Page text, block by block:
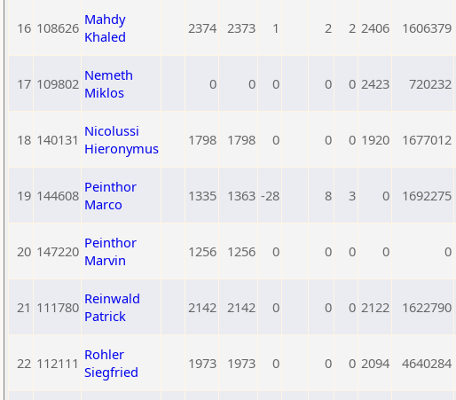
16 108626 Mahdy
Khaled
2374 2373 1 2 2 2406 1606379
17 109802 Nemeth
Miklos
0 0 0 0 0 2423 720232
18 140131 Nicolussi
Hieronymus
1798 1798 0 0 0 1920 1677012
19 144608 Peinthor
Marco
1335 1363 -28 8 3 0 1692275
20 147220 Peinthor
Marvin
1256 1256 0 0 0 0 0
21 111780 Reinwald
Patrick
2142 2142 0 0 0 2122 1622790
22 112111 Rohler
Siegfried
1973 1973 0 0 0 2094 4640284